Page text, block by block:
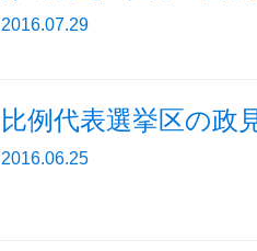
2016.07.29
比例代表選挙区の政
2016.06.25